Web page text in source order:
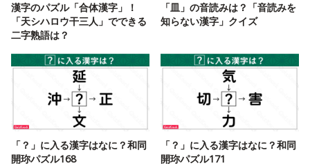
漢字のパズル「合体漢字」！
「天シハロウ干三人」でできる
二字熟語は？
「皿」の音読みは？「音読みを
知らない漢字」クイズ
「？」に入る漢字はなに？和同
開珎パズル168
「？」に入る漢字はなに？和同
開珎パズル171